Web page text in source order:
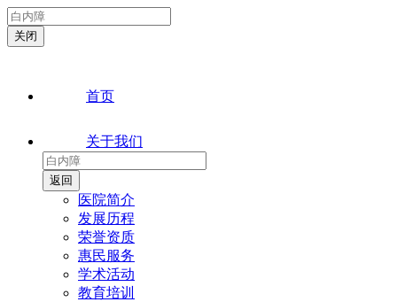
首页
关于我们
医院简介
发展历程
荣誉资质
惠民服务
学术活动
教育培训